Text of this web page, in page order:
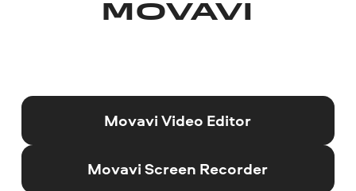
MOVAVI
Movavi Video Editor
Movavi Screen Recorder